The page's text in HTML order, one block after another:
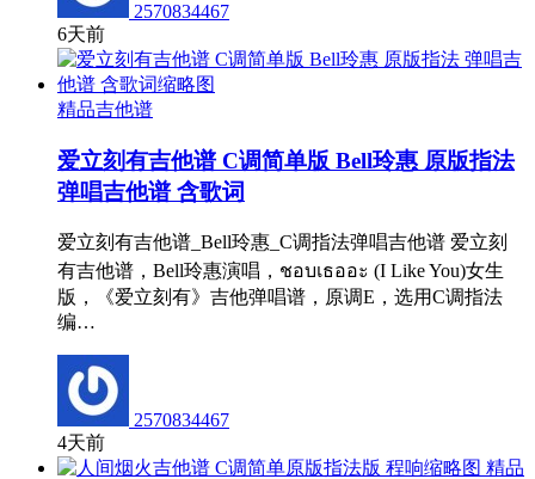
2570834467
6天前
精品吉他谱
爱立刻有吉他谱 C调简单版 Bell玲惠 原版指法
弹唱吉他谱 含歌词
爱立刻有吉他谱_Bell玲惠_C调指法弹唱吉他谱 爱立刻
有吉他谱，Bell玲惠演唱，ชอบเธออะ (I Like You)女生
版，《爱立刻有》吉他弹唱谱，原调E，选用C调指法
编…
2570834467
4天前
精品